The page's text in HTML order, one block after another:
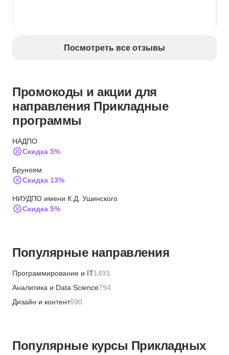
Посмотреть все отзывы
Промокоды и акции для
направления Прикладные
программы
НАДПО
Скидка 5%
Бруноям
Скидка 13%
НИУДПО имени К.Д. Ушинского
Скидка 5%
Moscow Business School
МИПО
АБИУС
Скидка 5%
Популярные направления
Программирование и IT1493
Аналитика и Data Science794
Дизайн и контент690
Финансы и бухгалтерия656
Популярные курсы Прикладных